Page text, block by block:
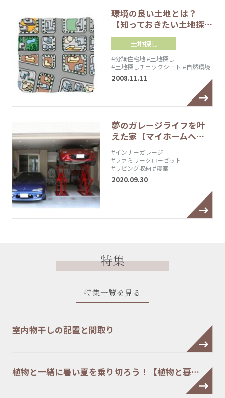
環境の良い土地とは？
【知っておきたい土地探…
土地探し
#分譲住宅地#土地探し
#土地探しチェックシート #自然環境
2008.11.11
夢のガレージライフを叶
えた家【マイホームへ…
#インナーガレージ
#ファミリークローゼット
#リビング収納 #寝室
2020.09.30
特集
特集一覧を見る
室内物干しの配置と間取り
植物と一緒に暑い夏を乗り切ろう！【植物と暮…